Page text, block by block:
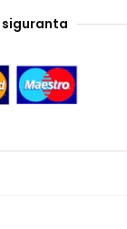
siguranta